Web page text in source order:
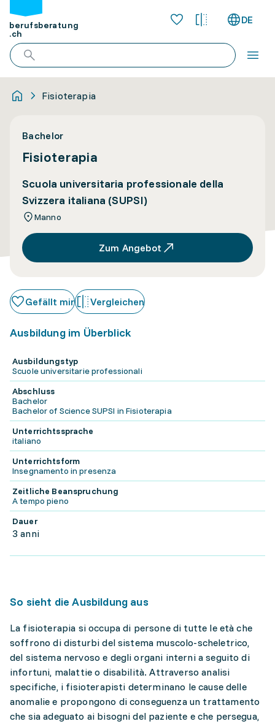
berufsberatung
.ch
DE
Fisioterapia
Bachelor
Fisioterapia
Scuola universitaria professionale della
Svizzera italiana (SUPSI)
Manno
Zum Angebot
Gefällt mir Vergleichen
Ausbildung im Überblick
Ausbildungstyp
Scuole universitarie professionali
Abschluss
Bachelor
Bachelor of Science SUPSI in Fisioterapia
Unterrichtssprache
italiano
Unterrichtsform
Insegnamento in presenza
Zeitliche Beanspruchung
A tempo pieno
Dauer
3 anni
So sieht die Ausbildung aus
La fisioterapia si occupa di persone di tutte le età che
soffrono di disturbi del sistema muscolo-scheletrico,
del sistema nervoso e degli organi interni a seguito di
infortuni, malattie o disabilità. Attraverso analisi
specifiche, i fisioterapisti determinano le cause delle
anomalie e propongono di conseguenza un trattamento
che sia adeguato ai bisogni del paziente e che persegua,